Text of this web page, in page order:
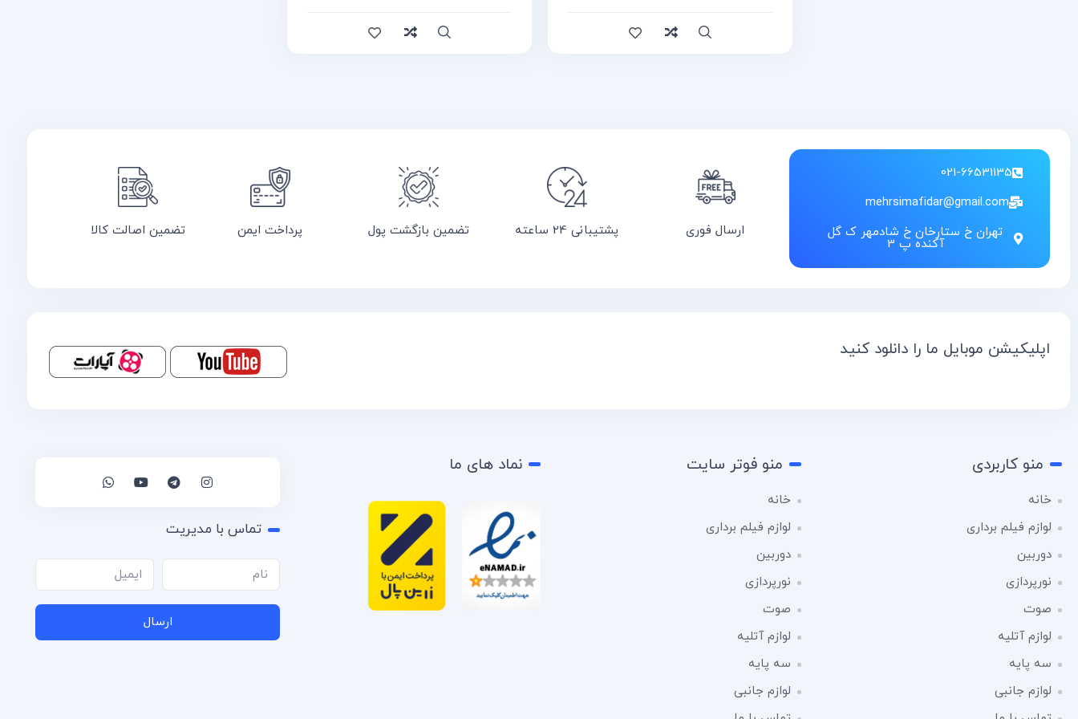
مقایسه مقایسه
021-66531135
mehrsimafidar@gmail.com
تهران خ ستارخان خ شادمهر ک گل
آکنده پ 3
ارسال فوری پشتیبانی 24 ساعته تضمین بازگشت پول پرداخت ایمن تضمین اصالت کالا
اپلیکیشن موبایل ما را دانلود کنید
منو کاربردی
خانه
لوازم فیلم برداری
دوربین
نورپردازی
صوت
لوازم آتلیه
سه پایه
لوازم جانبی
منو فوتر سایت
خانه
لوازم فیلم برداری
دوربین
نورپردازی
صوت
لوازم آتلیه
سه پایه
لوازم جانبی
نماد های ما
تماس با مدیریت
ارسال